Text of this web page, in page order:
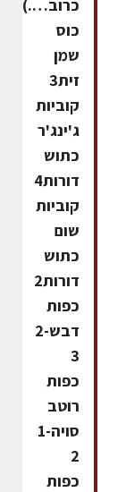
כוס
שמן
זית3
קוביות
ג'ינג'ר
כתוש
דורות4
קוביות
שום
כתוש
דורות2
כפות
דבש2-
3
כפות
רוטב
סויה1-
2
כפות